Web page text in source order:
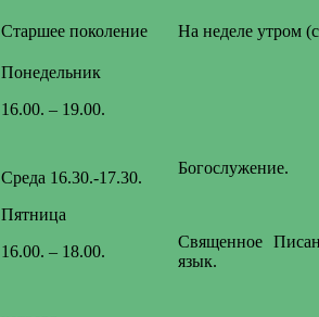
Старшее поколение На неделе утром
Понедельник
16.00. – 19.00.
Среда 16.30.-17.30.
Пятница
16.00. – 18.00.
Богослужение.
Священное
язык.